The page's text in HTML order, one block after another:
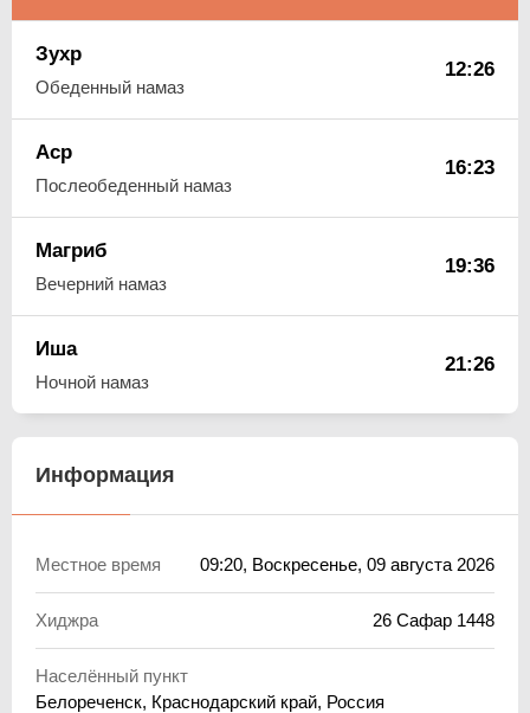
Зухр
Обеденный намаз
12:26
Аср
Послеобеденный намаз
16:23
Магриб
Вечерний намаз
19:36
Иша
Ночной намаз
21:26
Информация
Местное время 09:20, Воскресенье, 09 августа 2026
Хиджра 26 Сафар 1448
Населённый пункт
Белореченск, Краснодарский край, Россия